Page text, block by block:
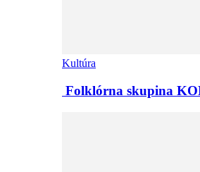
Kultúra
Folklórna skupina